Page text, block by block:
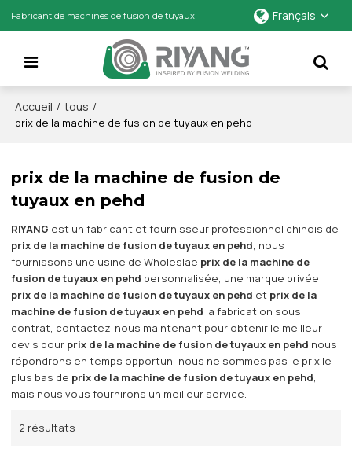
Fabricant de machines de fusion de tuyaux Français
Accueil / tous /
prix de la machine de fusion de tuyaux en pehd
prix de la machine de fusion de
tuyaux en pehd
RIYANG est un fabricant et fournisseur professionnel chinois de
prix de la machine de fusion de tuyaux en pehd, nous
fournissons une usine de Wholeslae prix de la machine de
fusion de tuyaux en pehd personnalisée, une marque privée
prix de la machine de fusion de tuyaux en pehd et prix de la
machine de fusion de tuyaux en pehd la fabrication sous
contrat, contactez-nous maintenant pour obtenir le meilleur
devis pour prix de la machine de fusion de tuyaux en pehd nous
répondrons en temps opportun, nous ne sommes pas le prix le
plus bas de prix de la machine de fusion de tuyaux en pehd,
mais nous vous fournirons un meilleur service.
2 résultats